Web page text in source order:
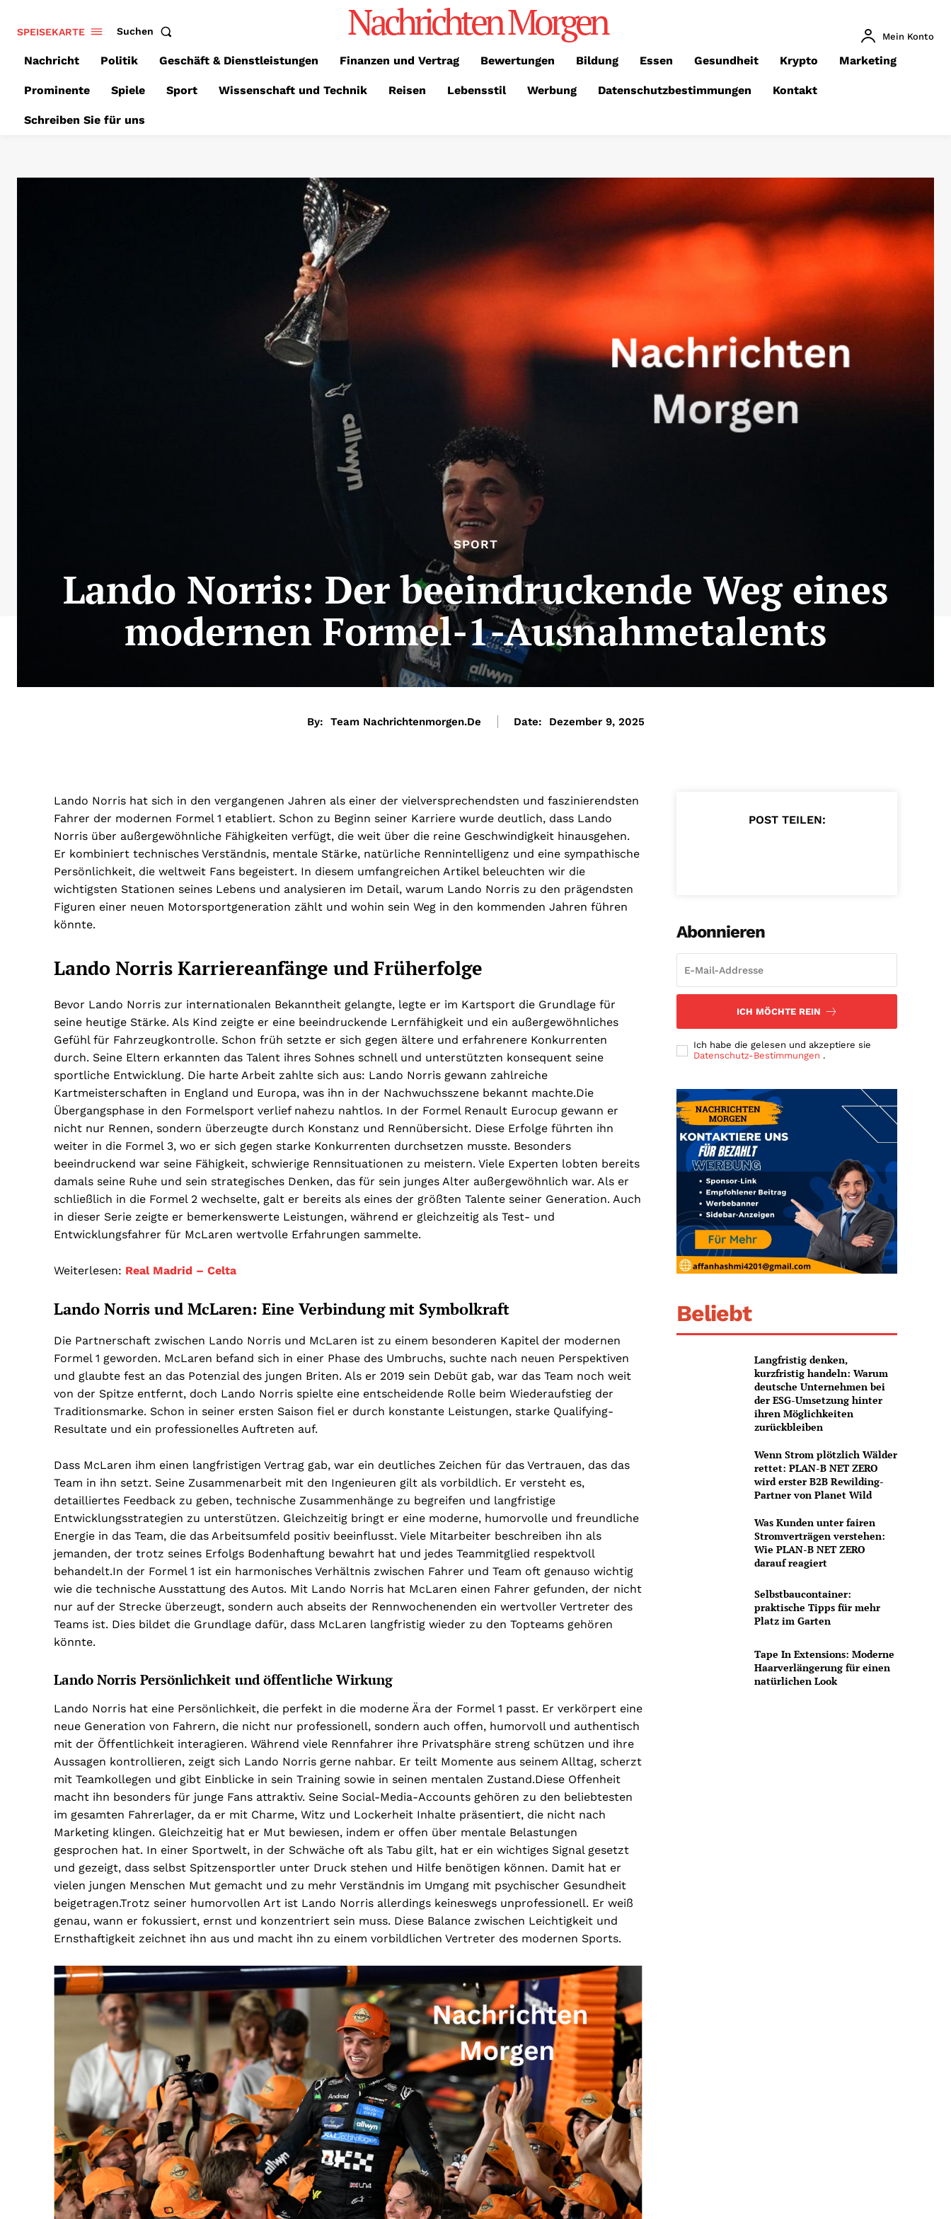
SPEISEKARTE Suchen Nachrichten Morgen Mein Konto
Nachricht Politik Geschäft & Dienstleistungen Finanzen und Vertrag Bewertungen Bildung Essen Gesundheit Krypto Marketing
Prominente Spiele Sport Wissenschaft und Technik Reisen Lebensstil Werbung Datenschutzbestimmungen Kontakt
Schreiben Sie für uns
SPORT
Lando Norris: Der beeindruckende Weg eines
modernen Formel-1-Ausnahmetalents
By: Team Nachrichtenmorgen.de Date: Dezember 9, 2025
Lando Norris hat sich in den vergangenen Jahren als einer der vielversprechendsten und faszinierendsten
Fahrer der modernen Formel 1 etabliert. Schon zu Beginn seiner Karriere wurde deutlich, dass Lando
Norris über außergewöhnliche Fähigkeiten verfügt, die weit über die reine Geschwindigkeit hinausgehen.
Er kombiniert technisches Verständnis, mentale Stärke, natürliche Rennintelligenz und eine sympathische
Persönlichkeit, die weltweit Fans begeistert. In diesem umfangreichen Artikel beleuchten wir die
wichtigsten Stationen seines Lebens und analysieren im Detail, warum Lando Norris zu den prägendsten
Figuren einer neuen Motorsportgeneration zählt und wohin sein Weg in den kommenden Jahren führen
könnte.
Lando Norris Karriereanfänge und Früherfolge
Bevor Lando Norris zur internationalen Bekanntheit gelangte, legte er im Kartsport die Grundlage für
seine heutige Stärke. Als Kind zeigte er eine beeindruckende Lernfähigkeit und ein außergewöhnliches
Gefühl für Fahrzeugkontrolle. Schon früh setzte er sich gegen ältere und erfahrenere Konkurrenten
durch. Seine Eltern erkannten das Talent ihres Sohnes schnell und unterstützten konsequent seine
sportliche Entwicklung. Die harte Arbeit zahlte sich aus: Lando Norris gewann zahlreiche
Kartmeisterschaften in England und Europa, was ihn in der Nachwuchsszene bekannt machte.Die
Übergangsphase in den Formelsport verlief nahezu nahtlos. In der Formel Renault Eurocup gewann er
nicht nur Rennen, sondern überzeugte durch Konstanz und Rennübersicht. Diese Erfolge führten ihn
weiter in die Formel 3, wo er sich gegen starke Konkurrenten durchsetzen musste. Besonders
beeindruckend war seine Fähigkeit, schwierige Rennsituationen zu meistern. Viele Experten lobten bereits
damals seine Ruhe und sein strategisches Denken, das für sein junges Alter außergewöhnlich war. Als er
schließlich in die Formel 2 wechselte, galt er bereits als eines der größten Talente seiner Generation. Auch
in dieser Serie zeigte er bemerkenswerte Leistungen, während er gleichzeitig als Test- und
Entwicklungsfahrer für McLaren wertvolle Erfahrungen sammelte.
Weiterlesen: Real Madrid – Celta
Lando Norris und McLaren: Eine Verbindung mit Symbolkraft
Die Partnerschaft zwischen Lando Norris und McLaren ist zu einem besonderen Kapitel der modernen
Formel 1 geworden. McLaren befand sich in einer Phase des Umbruchs, suchte nach neuen Perspektiven
und glaubte fest an das Potenzial des jungen Briten. Als er 2019 sein Debüt gab, war das Team noch weit
von der Spitze entfernt, doch Lando Norris spielte eine entscheidende Rolle beim Wiederaufstieg der
Traditionsmarke. Schon in seiner ersten Saison fiel er durch konstante Leistungen, starke Qualifying-
Resultate und ein professionelles Auftreten auf.
Dass McLaren ihm einen langfristigen Vertrag gab, war ein deutliches Zeichen für das Vertrauen, das das
Team in ihn setzt. Seine Zusammenarbeit mit den Ingenieuren gilt als vorbildlich. Er versteht es,
detailliertes Feedback zu geben, technische Zusammenhänge zu begreifen und langfristige
Entwicklungsstrategien zu unterstützen. Gleichzeitig bringt er eine moderne, humorvolle und freundliche
Energie in das Team, die das Arbeitsumfeld positiv beeinflusst. Viele Mitarbeiter beschreiben ihn als
jemanden, der trotz seines Erfolgs Bodenhaftung bewahrt hat und jedes Teammitglied respektvoll
behandelt.In der Formel 1 ist ein harmonisches Verhältnis zwischen Fahrer und Team oft genauso wichtig
wie die technische Ausstattung des Autos. Mit Lando Norris hat McLaren einen Fahrer gefunden, der nicht
nur auf der Strecke überzeugt, sondern auch abseits der Rennwochenenden ein wertvoller Vertreter des
Teams ist. Dies bildet die Grundlage dafür, dass McLaren langfristig wieder zu den Topteams gehören
könnte.
Lando Norris Persönlichkeit und öffentliche Wirkung
Lando Norris hat eine Persönlichkeit, die perfekt in die moderne Ära der Formel 1 passt. Er verkörpert eine
neue Generation von Fahrern, die nicht nur professionell, sondern auch offen, humorvoll und authentisch
mit der Öffentlichkeit interagieren. Während viele Rennfahrer ihre Privatsphäre streng schützen und ihre
Aussagen kontrollieren, zeigt sich Lando Norris gerne nahbar. Er teilt Momente aus seinem Alltag, scherzt
mit Teamkollegen und gibt Einblicke in sein Training sowie in seinen mentalen Zustand.Diese Offenheit
macht ihn besonders für junge Fans attraktiv. Seine Social-Media-Accounts gehören zu den beliebtesten
im gesamten Fahrerlager, da er mit Charme, Witz und Lockerheit Inhalte präsentiert, die nicht nach
Marketing klingen. Gleichzeitig hat er Mut bewiesen, indem er offen über mentale Belastungen
gesprochen hat. In einer Sportwelt, in der Schwäche oft als Tabu gilt, hat er ein wichtiges Signal gesetzt
und gezeigt, dass selbst Spitzensportler unter Druck stehen und Hilfe benötigen können. Damit hat er
vielen jungen Menschen Mut gemacht und zu mehr Verständnis im Umgang mit psychischer Gesundheit
beigetragen.Trotz seiner humorvollen Art ist Lando Norris allerdings keineswegs unprofessionell. Er weiß
genau, wann er fokussiert, ernst und konzentriert sein muss. Diese Balance zwischen Leichtigkeit und
Ernsthaftigkeit zeichnet ihn aus und macht ihn zu einem vorbildlichen Vertreter des modernen Sports.
POST TEILEN:
Abonnieren
ICH MÖCHTE REIN
Ich habe die gelesen und akzeptiere sie
Datenschutz-Bestimmungen .
Beliebt
Langfristig denken,
kurzfristig handeln: Warum
deutsche Unternehmen bei
der ESG-Umsetzung hinter
ihren Möglichkeiten
zurückbleiben
Wenn Strom plötzlich Wälder
rettet: PLAN-B NET ZERO
wird erster B2B Rewilding-
Partner von Planet Wild
Was Kunden unter fairen
Stromverträgen verstehen:
Wie PLAN-B NET ZERO
darauf reagiert
Selbstbaucontainer:
praktische Tipps für mehr
Platz im Garten
Tape In Extensions: Moderne
Haarverlängerung für einen
natürlichen Look